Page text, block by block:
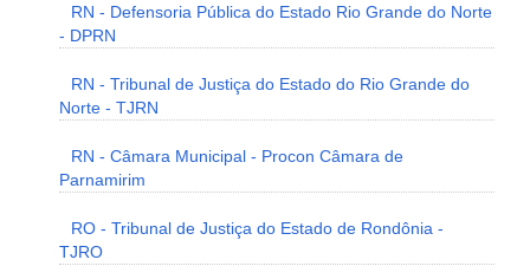
RN - Defensoria Pública do Estado Rio Grande do Norte
- DPRN
RN - Tribunal de Justiça do Estado do Rio Grande do
Norte - TJRN
RN - Câmara Municipal - Procon Câmara de
Parnamirim
RO - Tribunal de Justiça do Estado de Rondônia -
TJRO